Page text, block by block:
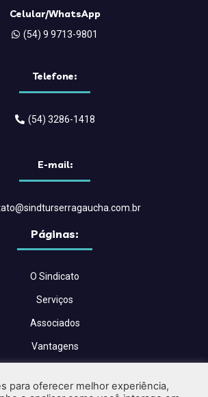
Celular/WhatsApp
(54) 9 9713-9801
Telefone:
(54) 3286-1418
E-mail:
Páginas:
O Sindicato
Serviços
Associados
Vantagens
Blog
para oferecer melhor experiência,